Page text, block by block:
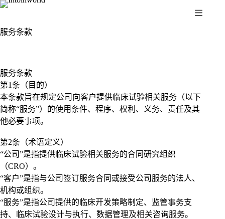
服务条款
服务条款
第1条（目的）
本条款旨在规定公司向客户提供临床试验相关服务（以下
简称“服务”）的使用条件、程序、权利、义务、责任及其
他必要事项。
第2条（术语定义）
“公司”是指提供临床试验相关服务的合同研究组织
（CRO）。
“客户”是指与公司签订服务合同或接受公司服务的法人、
机构或组织。
“服务”是指公司提供的临床开发策略制定、监管事务支
持、临床试验设计与执行、数据管理及相关咨询服务。